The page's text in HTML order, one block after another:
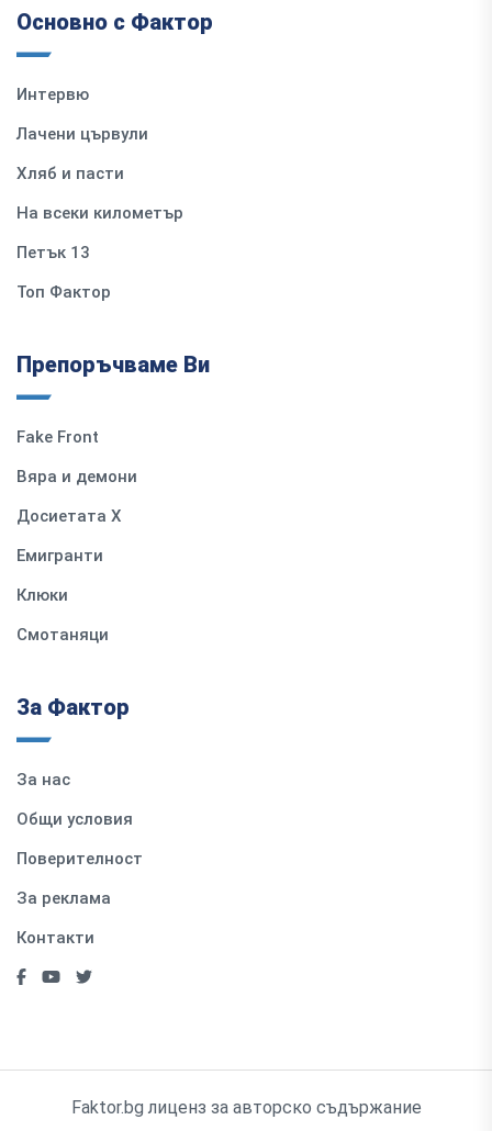
Основно с Фактор
Интервю
Лачени цървули
Хляб и пасти
На всеки километър
Петък 13
Топ Фактор
Препоръчваме Ви
Fake Front
Вяра и демони
Досиетата Х
Емигранти
Клюки
Смотаняци
За Фактор
За нас
Общи условия
Поверителност
За реклама
Контакти
Faktor.bg лиценз за авторско съдържание